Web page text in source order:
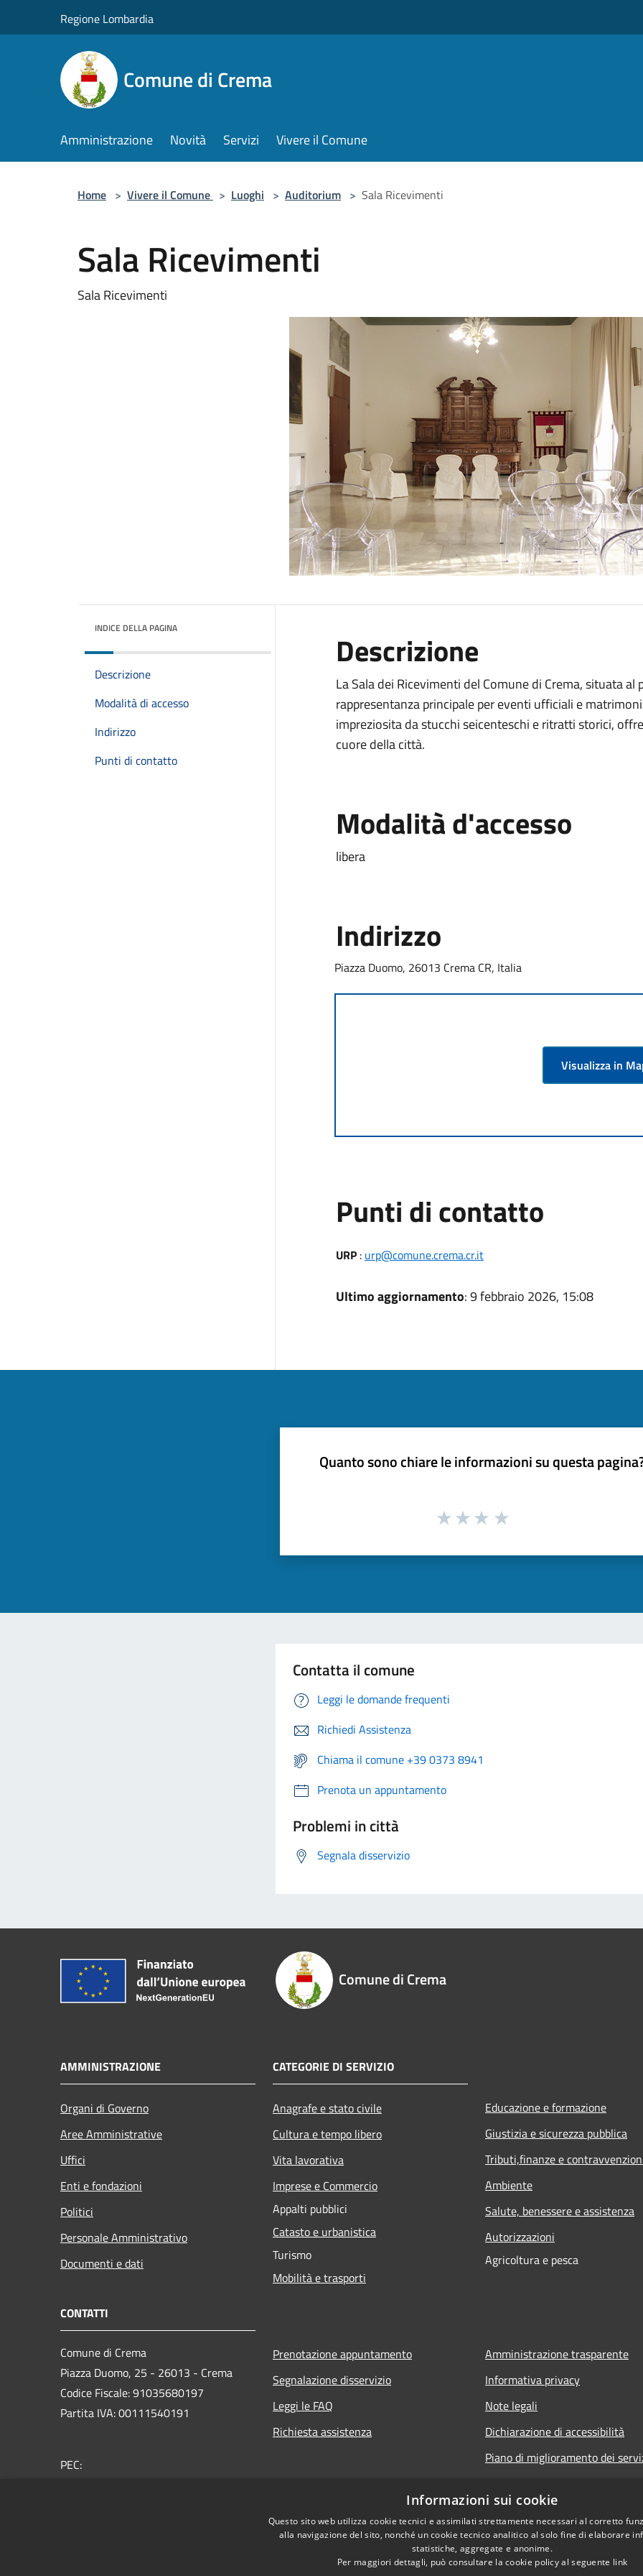
Regione Lombardia
Comune di Crema
Amministrazione Novità Servizi Vivere il Comune
Home > Vivere il Comune > Luoghi > Auditorium > Sala Ricevimenti
Sala Ricevimenti
Sala Ricevimenti
INDICE DELLA PAGINA
Descrizione
Modalità di accesso
Indirizzo
Punti di contatto
Descrizione
La Sala dei Ricevimenti del Comune di Crema, situata
rappresentanza principale per eventi ufficiali e
impreziosita da stucchi seicenteschi e ritratti storici,
cuore della città.
Modalità d'accesso
libera
Indirizzo
Piazza Duomo, 26013 Crema CR, Italia
Visualizza in
Punti di contatto
URP: urp@comune.crema.cr.it
Ultimo aggiornamento: 9 febbraio 2026, 15:08
Quanto sono chiare le informazioni su questa
Contatta il comune
Leggi le domande frequenti
Richiedi Assistenza
Chiama il comune +39 0373 8941
Prenota un appuntamento
Problemi in città
Segnala disservizio
Comune di Crema
AMMINISTRAZIONE
Organi di Governo
Aree Amministrative
Uffici
Enti e fondazioni
Politici
Personale Amministrativo
Documenti e dati
CATEGORIE DI SERVIZIO
Anagrafe e stato civile
Cultura e tempo libero
Vita lavorativa
Imprese e Commercio
Appalti pubblici
Catasto e urbanistica
Turismo
Mobilità e trasporti
Educazione e formazione
Giustizia e sicurezza pubblica
Tributi,finanze e
Ambiente
Salute, benessere e assistenza
Autorizzazioni
Agricoltura e pesca
CONTATTI
Comune di Crema
Piazza Duomo, 25 - 26013 - Crema
Codice Fiscale: 91035680197
Partita IVA: 00111540191
PEC:
Prenotazione appuntamento
Segnalazione disservizio
Leggi le FAQ
Richiesta assistenza
Amministrazione trasparente
Informativa privacy
Note legali
Dichiarazione di accessibilità
Piano di miglioramento dei
Informazioni sui cookie
Questo sito web utilizza cookie tecnici e assimilati strettamente necessari al corretto
alla navigazione del sito, nonché un cookie tecnico analitico al solo fine di elaborare
statistiche, aggregate e anonime.
Per maggiori dettagli, può consultare la cookie policy al seguente link